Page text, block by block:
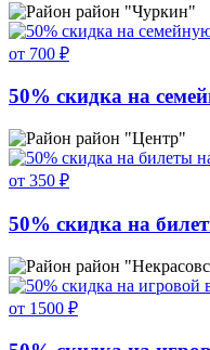
район "Чуркин"
от 700 ₽
50% скидка на
район "Центр"
от 350 ₽
50% скидка на
район
от 1500 ₽